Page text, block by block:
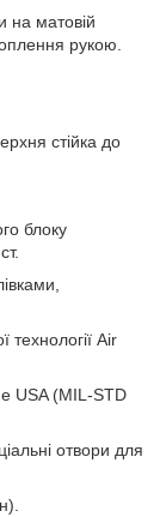
на матовій
рукою.
стійка до
блоку
технології Air
USA (MIL-STD
отвори для